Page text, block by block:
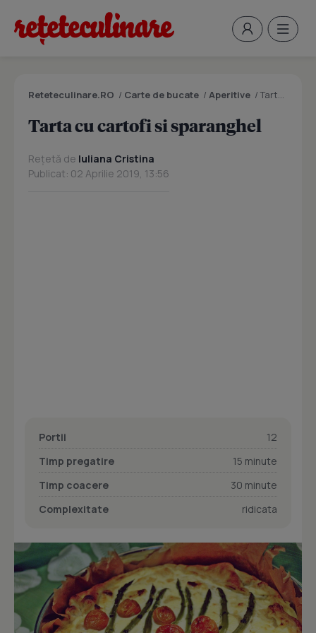
Reteteculinare.RO / Carte de bucate / Aperitive /Tarta cu cartofi si sparanghel
Tarta cu cartofi si sparanghel
Rețetă de Iuliana Cristina
Publicat: 02 Aprilie 2019, 13:56
Portii
12
Timp pregatire
15 minute
Timp coacere
30 minute
Complexitate
ridicata